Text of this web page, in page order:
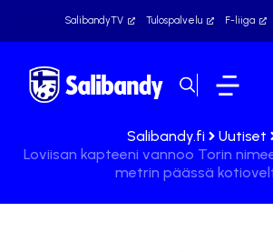
SalibandyTV Tulospalvelu F-liiga
Salibandy.fi
Uutiset
Loviisan kapteeni vannoo Torin
metrin päässä